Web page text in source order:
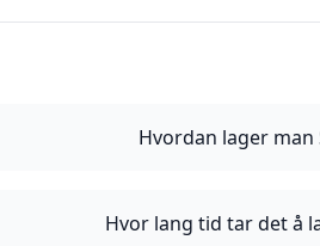
Hvordan lager
Hvor lang tid tar det å